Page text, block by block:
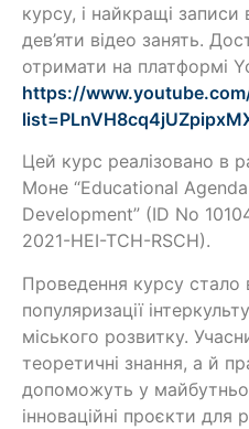
курсу, і найкращі записи
дев’яти відео занять.
отримати на платформі
https://
Цей курс реалізовано в
Моне “Educational
Development” (ID No
2021-HEI-TCH-RSCH).
Проведення курсу
популяризації
міського розвитку.
теоретичні знання, а й
допоможуть у
інноваційні проєкти для